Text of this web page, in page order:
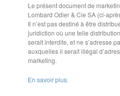
Le présent document de
Lombard Odier & Cie SA (ci-
Il n’est pas destiné à être
juridiction où une telle
serait interdite, et ne s’adresse
auxquelles il serait illégal
marketing.
En savoir plus.